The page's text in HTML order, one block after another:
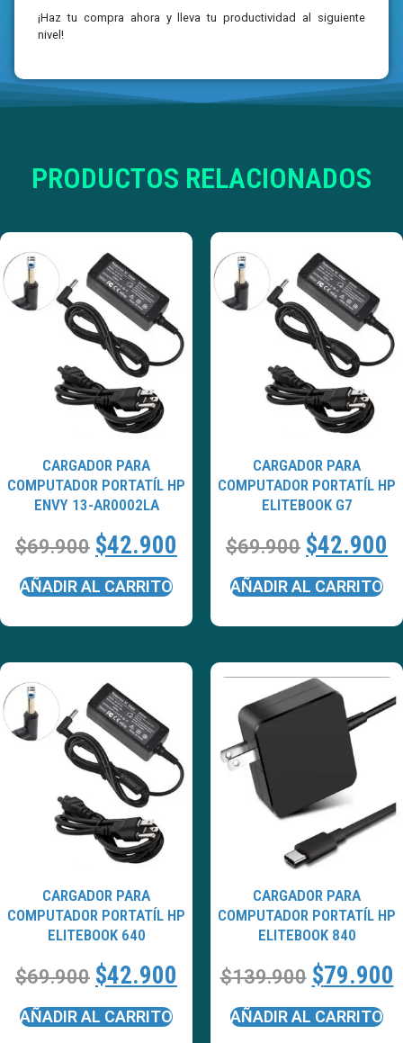
¡Haz tu compra ahora y lleva tu productividad al siguiente
nivel!
PRODUCTOS RELACIONADOS
CARGADOR PARA
COMPUTADOR PORTATÍL HP
ENVY 13-AR0002LA
$69.900 $42.900
AÑADIR AL CARRITO
CARGADOR PARA
COMPUTADOR PORTATÍL HP
ELITEBOOK G7
$69.900 $42.900
AÑADIR AL CARRITO
CARGADOR PARA
COMPUTADOR PORTATÍL HP
ELITEBOOK 640
$69.900 $42.900
AÑADIR AL CARRITO
CARGADOR PARA
COMPUTADOR PORTATÍL HP
ELITEBOOK 840
$139.900 $79.900
AÑADIR AL CARRITO